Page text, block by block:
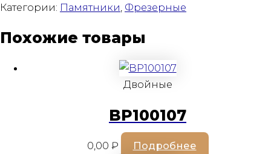
Категории: Памятники Фрезерные
Похожие товары
Двойные
BP100107
0,00 ₽ Подробнее